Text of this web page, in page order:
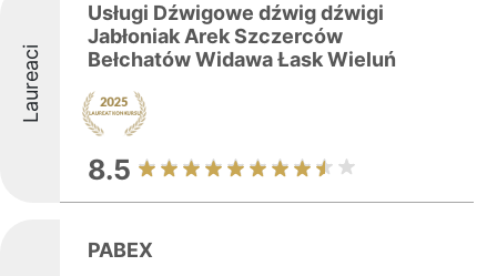
Laureaci
Usługi Dźwigowe dźwig dźwigi
Jabłoniak Arek Szczerców
Bełchatów Widawa Łask Wieluń
8.5
PABEX